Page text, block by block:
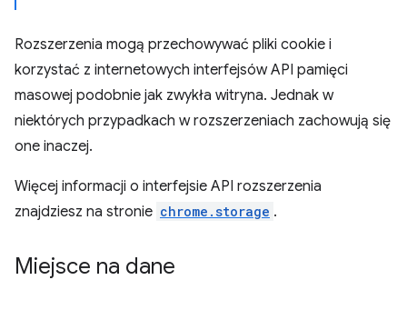
Rozszerzenia mogą przechowywać pliki cookie i
korzystać z internetowych interfejsów API pamięci
masowej podobnie jak zwykła witryna. Jednak w
niektórych przypadkach w rozszerzeniach zachowują się
one inaczej.
Więcej informacji o interfejsie API rozszerzenia
znajdziesz na stronie chrome.storage .
Miejsce na dane